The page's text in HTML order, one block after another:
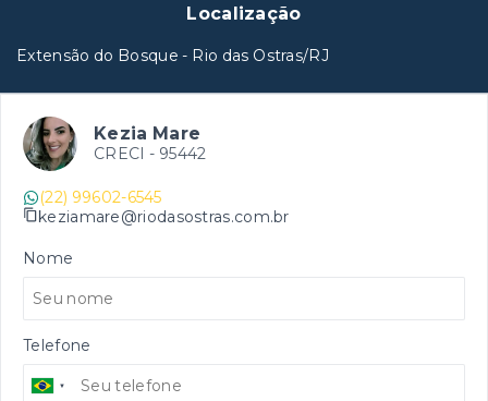
Localização
Extensão do Bosque - Rio das Ostras/RJ
Kezia Mare
CRECI - 95442
(22) 99602-6545
keziamare@riodasostras.com.br
Nome
Telefone